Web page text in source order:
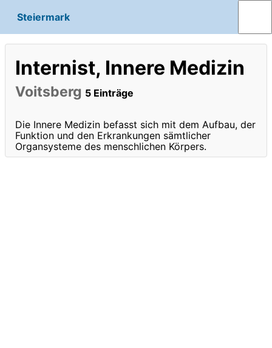
Steiermark
Internist, Innere Medizin
Voitsberg 5 Einträge
Die Innere Medizin befasst sich mit dem Aufbau, der
Funktion und den Erkrankungen sämtlicher
Organsysteme des menschlichen Körpers.